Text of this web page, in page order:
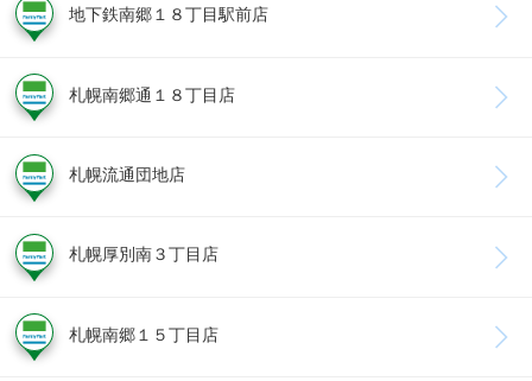
地下鉄南郷１８丁目駅前店
札幌南郷通１８丁目店
札幌流通団地店
札幌厚別南３丁目店
札幌南郷１５丁目店